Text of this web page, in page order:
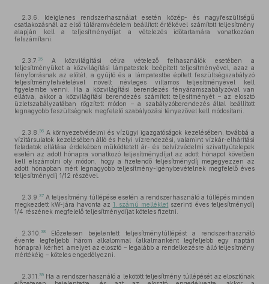
2.3.6. Ideiglenes rendszerhasználat esetén közép- és nagyfeszültségű
csatlakozásnál az első túláramvédelem beállított értékével számított teljesítmény
alapján kell a teljesítménydíjat a vételezés időtartamára vonatkozóan
felszámítani.
2.3.7. 35
A közvilágítási célra vételező felhasználók esetében a
teljesítményüket a közvilágítási lámpatestek beépített teljesítményével, azaz a
fényforrásnak az előtét, a gyújtó és a lámpatestbe épített feszültségszabályzó
teljesítményfelvételével növelt névleges villamos teljesítményével kell
figyelembe venni. Ha a közvilágítási berendezés fényáramszabályzóval van
ellátva, akkor a közvilágítási berendezés számított teljesítményét – az elosztó
üzletszabályzatában rögzített módon – a szabályzóberendezés által beállított
legnagyobb feszültségnek megfelelő szabályozási tényezővel kell módosítani.
2.3.8. 36 A környezetvédelmi és vízügyi igazgatóságok kezelésében, továbbá a
vízitársulatok kezelésében álló és helyi vízrendezési, valamint vízkár-elhárítási
feladatok ellátása érdekében működtetett ár- és belvízvédelmi szivattyútelepek
esetén az adott hónapra vonatkozó teljesítménydíjat az adott hónapot követően
kell elszámolni oly módon, hogy a fizetendő teljesítménydíj megegyezzen az
adott hónapban mért legnagyobb teljesítmény-igénybevételnek megfelelő éves
teljesítménydíj 1/12 részével.
2.3.9. 37 A teljesítmény túllépése esetén a rendszerhasználó a túllépés minden
megkezdett kW-jára havonta az 1. számú melléklet szerinti éves teljesítménydíj
1/4 részének megfelelő teljesítménydíjat köteles fizetni.
2.3.10. 38
Előzetesen bejelentett teljesítménytúllépést a rendszerhasználó
évente legfeljebb három alkalommal (alkalmanként legfeljebb egy naptári
hónapra) kérhet, amelyet az elosztó – legalább a rendelkezésre álló teljesítmény
mértékéig – köteles engedélyezni.
2.3.11. 39 Ha a rendszerhasználó a lekötött teljesítmény túllépését az elosztónak